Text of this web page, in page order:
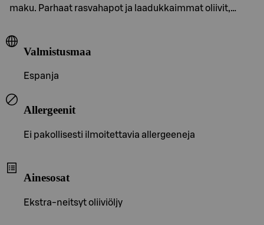
maku. Parhaat rasvahapot ja laadukkaimmat oliivit,…
Valmistusmaa
Espanja
Allergeenit
Ei pakollisesti ilmoitettavia allergeeneja
Ainesosat
Ekstra-neitsyt oliiviöljy